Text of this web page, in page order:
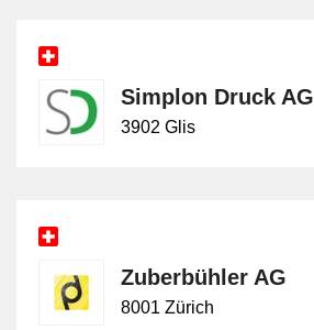
Simplon Druck AG
3902 Glis
Zuberbühler AG
8001 Zürich